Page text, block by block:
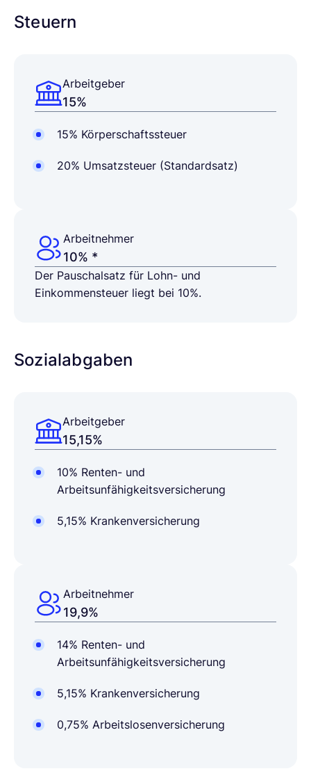
Steuern
Arbeitgeber
15%
15% Körperschaftssteuer
20% Umsatzsteuer (Standardsatz)
Arbeitnehmer
10% *
Der Pauschalsatz für Lohn- und
Einkommensteuer liegt bei 10%.
Sozialabgaben
Arbeitgeber
15,15%
10% Renten- und
Arbeitsunfähigkeitsversicherung
5,15% Krankenversicherung
Arbeitnehmer
19,9%
14% Renten- und
Arbeitsunfähigkeitsversicherung
5,15% Krankenversicherung
0,75% Arbeitslosenversicherung